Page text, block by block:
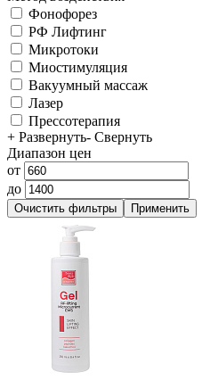
Фонофорез
РФ Лифтинг
Микротоки
Миостимуляция
Вакуумный массаж
Лазер
Прессотерапия
+ Развернуть- Свернуть
Диапазон цен
от
до